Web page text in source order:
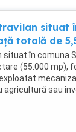
situat
totală de
în comuna
(55.000 mp),
agricultură sau